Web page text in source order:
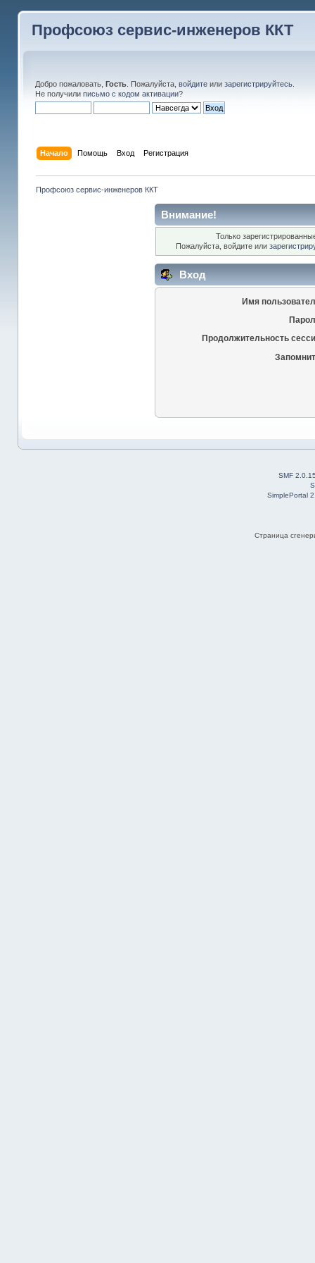
Профсоюз сервис-инженеров ККТ
Добро пожаловать, Гость. Пожалуйста, войдитеили зарегистрируйтесь.
Не получили письмо с кодом активации?
Начало Помощь Вход Регистрация
Профсоюз сервис-инженеров ККТ
Внимание!
Только
Пожалуйста, войдите или
Вход
Имя
Продолжительность
SMF
SimplePortal
Страница